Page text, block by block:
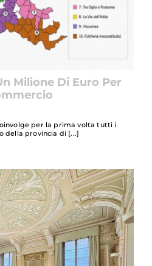
Milione Di Euro Per
per la prima volta tutti i
della provincia di